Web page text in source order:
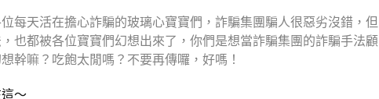
每天活在擔心詐騙的玻璃心寶寶們，詐騙集團騙人很惡劣沒錯，但
也都被各位寶寶們幻想出來了，你們是想當詐騙集團的詐騙手法顧
幹嘛？吃飽太閒嗎？不要再傳囉，好嗎！
～